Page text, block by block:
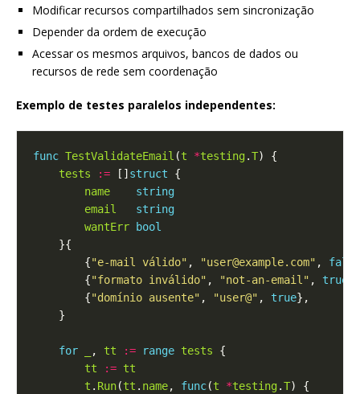
Modificar recursos compartilhados sem sincronização
Depender da ordem de execução
Acessar os mesmos arquivos, bancos de dados ou
recursos de rede sem coordenação
Exemplo de testes paralelos independentes:
func TestValidateEmail (t *testing.T
tests
:= [] struct
name
string
email
string
wantErr
bool
        {
"e-mail válido" , "user@example.com" , false
        {
"formato inválido" , "not-an-email" , true
        {
"domínio ausente" , "user@" , true
for , tt := range tests
tt
:= tt
t . Run(tt . name, func(t *testing.T